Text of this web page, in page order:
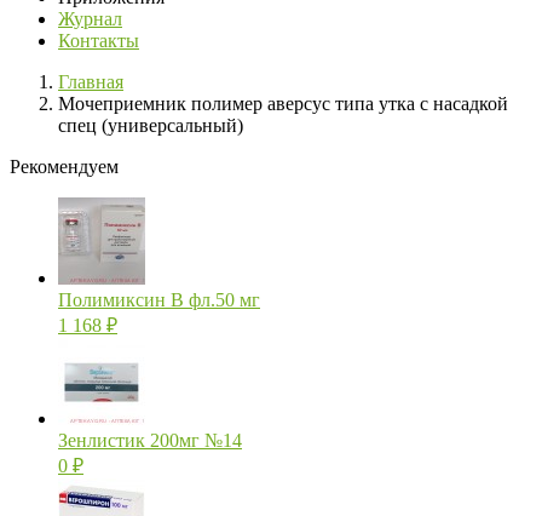
Журнал
Контакты
Главная
Мочеприемник полимер аверсус типа утка с насадкой
спец (универсальный)
Рекомендуем
Полимиксин В фл.50 мг
1 168 ₽
Зенлистик 200мг №14
0 ₽